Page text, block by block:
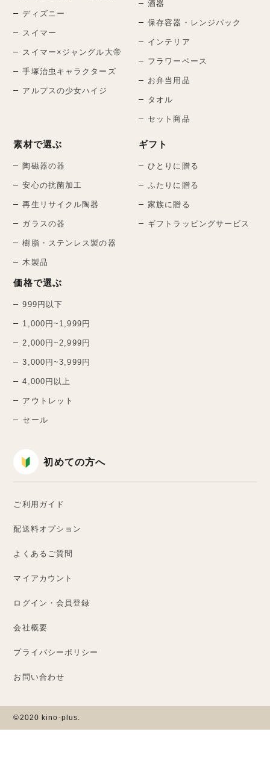
ディズニー
スイマー
スイマー×ジャングル大帝
手塚治虫キャラクターズ
アルプスの少女ハイジ
酒器
保存容器・レンジパック
インテリア
フラワーベース
お弁当用品
タオル
セット商品
素材で選ぶ
陶磁器の器
安心の抗菌加工
再生リサイクル陶器
ガラスの器
樹脂・ステンレス製の器
木製品
価格で選ぶ
999円以下
1,000円~1,999円
2,000円~2,999円
3,000円~3,999円
4,000円以上
アウトレット
セール
ギフト
ひとりに贈る
ふたりに贈る
家族に贈る
ギフトラッピングサービス
初めての方へ
ご利用ガイド
配送料オプション
よくあるご質問
マイアカウント
ログイン・会員登録
会社概要
プライバシーポリシー
お問い合わせ
©2020 kino-plus.